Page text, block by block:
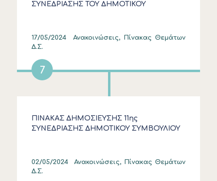
ΣΥΝΕΔΡΙΑΣΗΣ ΤΟΥ ΔΗΜΟΤΙΚΟΥ
17/05/2024 Ανακοινώσεις, Πίνακας Θεμάτων
Δ.Σ.
7
ΠΙΝΑΚΑΣ ΔΗΜΟΣΙΕΥΣΗΣ 11ης
ΣΥΝΕΔΡΙΑΣΗΣ ΔΗΜΟΤΙΚΟΥ ΣΥΜΒΟΥΛΙΟΥ
02/05/2024 Ανακοινώσεις, Πίνακας Θεμάτων
Δ.Σ.